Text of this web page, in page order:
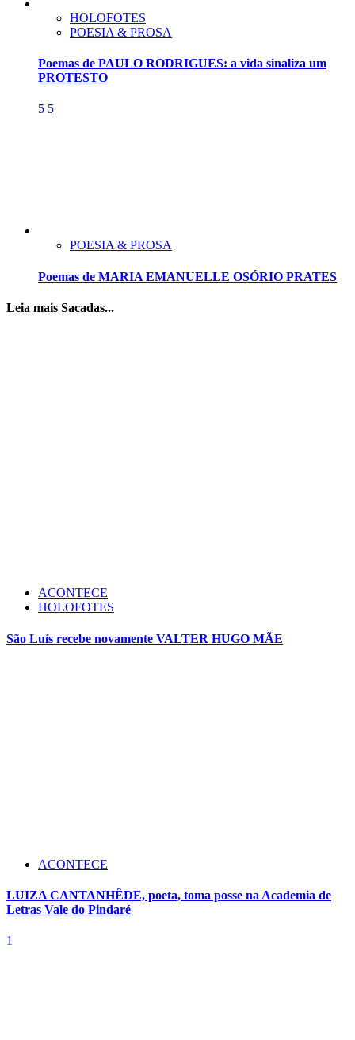
HOLOFOTES
POESIA & PROSA
Poemas de PAULO RODRIGUES: a vida sinaliza um
PROTESTO
5 5
POESIA & PROSA
Poemas de MARIA EMANUELLE OSÓRIO PRATES
Leia mais Sacadas...
ACONTECE
HOLOFOTES
São Luís recebe novamente VALTER HUGO MÃE
ACONTECE
LUIZA CANTANHÊDE, poeta, toma posse na Academia de
Letras Vale do Pindaré
1